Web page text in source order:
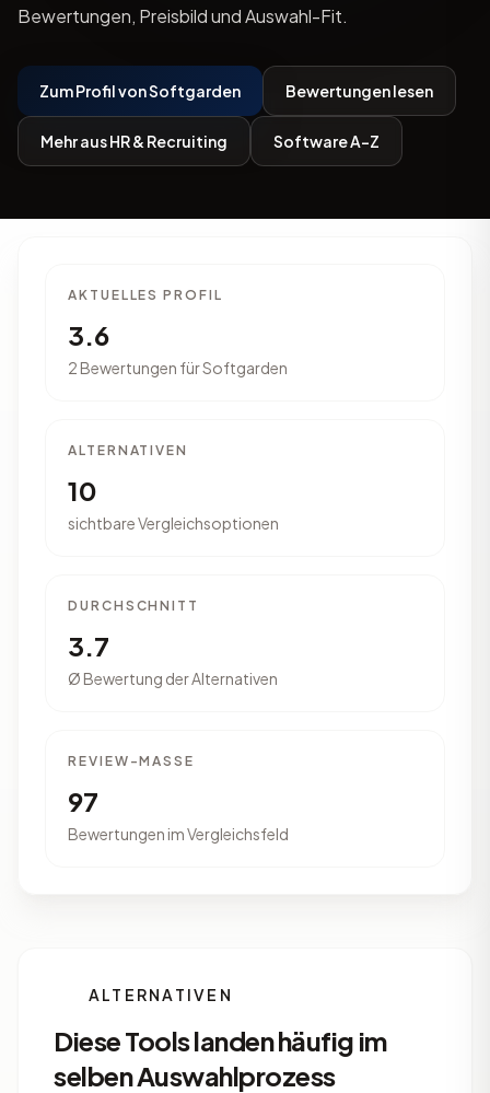
Bewertungen, Preisbild und Auswahl-Fit.
Zum Profil von Softgarden Bewertungen lesen
Mehr aus HR & Recruiting Software A-Z
AKTUELLES PROFIL
3.6
2 Bewertungen für Softgarden
ALTERNATIVEN
10
sichtbare Vergleichsoptionen
DURCHSCHNITT
3.7
Ø Bewertung der Alternativen
REVIEW-MASSE
97
Bewertungen im Vergleichsfeld
ALTERNATIVEN
Diese Tools landen häufig im
selben Auswahlprozess